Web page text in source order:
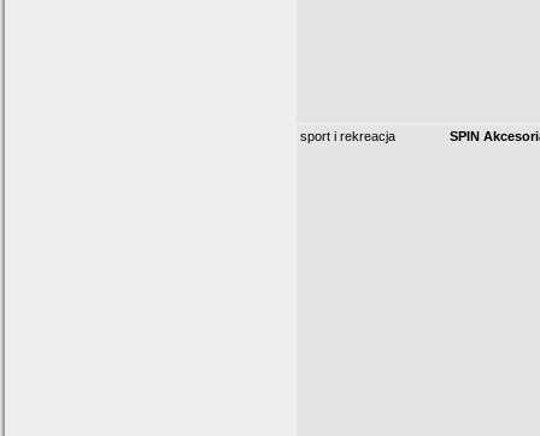
sport i rekreacja SPIN